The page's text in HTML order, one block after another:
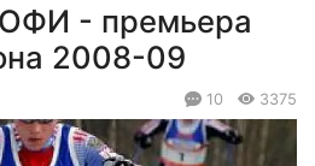
- премьера
2008-09
10 3375